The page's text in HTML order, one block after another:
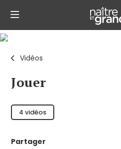
Vidéos
Jouer
4 vidéos
Partager